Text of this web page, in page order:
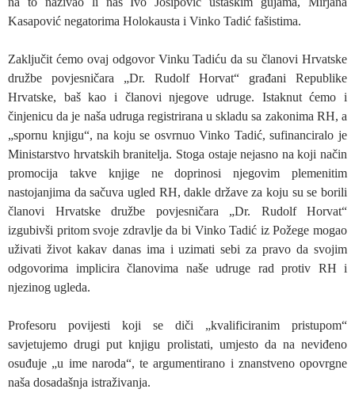
Kasapović negatorima Holokausta i Vinko Tadić fašistima.
Zaključit ćemo ovaj odgovor Vinku Tadiću da su članovi Hrvatske
družbe povjesničara „Dr. Rudolf Horvat“ građani Republike
Hrvatske, baš kao i članovi njegove udruge. Istaknut ćemo i
činjenicu da je naša udruga registrirana u skladu sa zakonima RH, a
„spornu knjigu“, na koju se osvrnuo Vinko Tadić, sufinanciralo je
Ministarstvo hrvatskih branitelja. Stoga ostaje nejasno na koji način
promocija takve knjige ne doprinosi njegovim plemenitim
nastojanjima da sačuva ugled RH, dakle države za koju su se borili
članovi Hrvatske družbe povjesničara „Dr. Rudolf Horvat“
izgubivši pritom svoje zdravlje da bi Vinko Tadić iz Požege mogao
uživati život kakav danas ima i uzimati sebi za pravo da svojim
odgovorima implicira članovima naše udruge rad protiv RH i
njezinog ugleda.
Profesoru povijesti koji se diči „kvalificiranim pristupom“
savjetujemo drugi put knjigu prolistati, umjesto da na neviđeno
osuđuje „u ime naroda“, te argumentirano i znanstveno opovrgne
naša dosadašnja istraživanja.